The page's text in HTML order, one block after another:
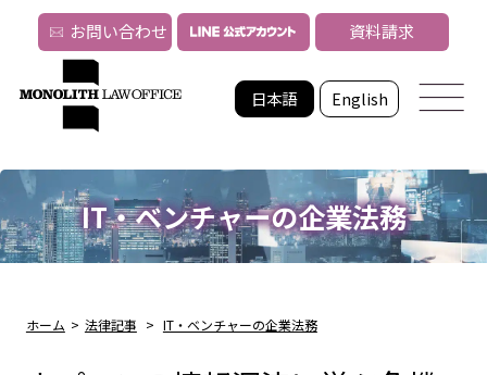
日本語 English
お問い合わせ 資料請求
IT・ベンチャーの企業法務
ホーム > 法律記事 > IT・ベンチャーの企業法務